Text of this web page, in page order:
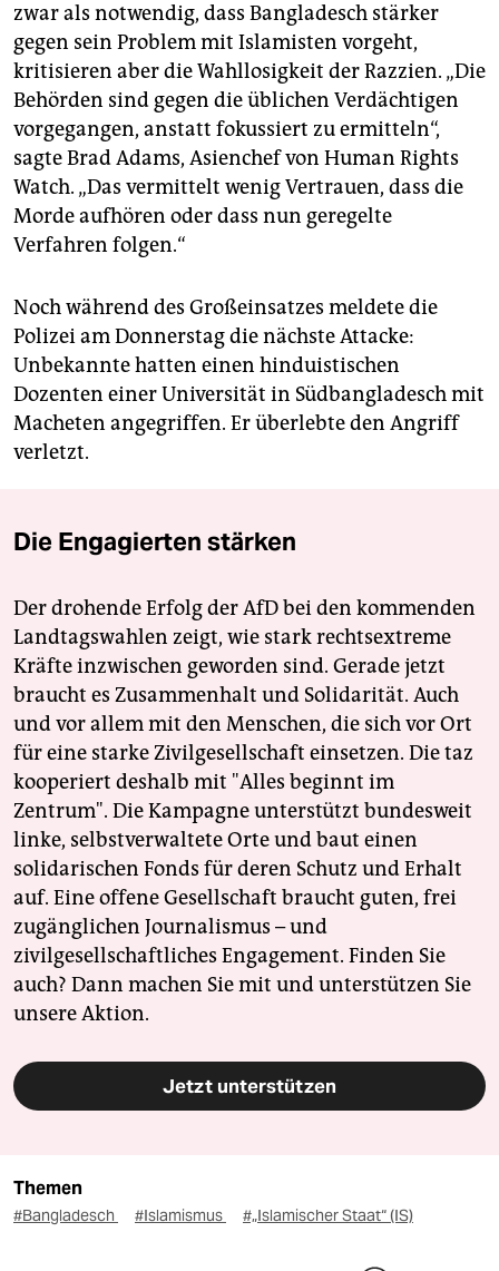
zwar als notwendig, dass Bangladesch stärker
gegen sein Problem mit Islamisten vorgeht,
kritisieren aber die Wahllosigkeit der Razzien. „Die
Behörden sind gegen die üblichen Verdächtigen
vorgegangen, anstatt fokussiert zu ermitteln“,
sagte Brad Adams, Asienchef von Human Rights
Watch. „Das vermittelt wenig Vertrauen, dass die
Morde aufhören oder dass nun geregelte
Verfahren folgen.“
Noch während des Großeinsatzes meldete die
Polizei am Donnerstag die nächste Attacke:
Unbekannte hatten einen hinduistischen
Dozenten einer Universität in Südbangladesch mit
Macheten angegriffen. Er überlebte den Angriff
verletzt.
Die Engagierten stärken
Der drohende Erfolg der AfD bei den kommenden
Landtagswahlen zeigt, wie stark rechtsextreme
Kräfte inzwischen geworden sind. Gerade jetzt
braucht es Zusammenhalt und Solidarität. Auch
und vor allem mit den Menschen, die sich vor Ort
für eine starke Zivilgesellschaft einsetzen. Die taz
kooperiert deshalb mit "Alles beginnt im
Zentrum". Die Kampagne unterstützt bundesweit
linke, selbstverwaltete Orte und baut einen
solidarischen Fonds für deren Schutz und Erhalt
auf. Eine offene Gesellschaft braucht guten, frei
zugänglichen Journalismus – und
zivilgesellschaftliches Engagement. Finden Sie
auch? Dann machen Sie mit und unterstützen Sie
unsere Aktion.
Jetzt unterstützen
Themen
#Bangladesch #Islamismus #„Islamischer Staat“ (IS)